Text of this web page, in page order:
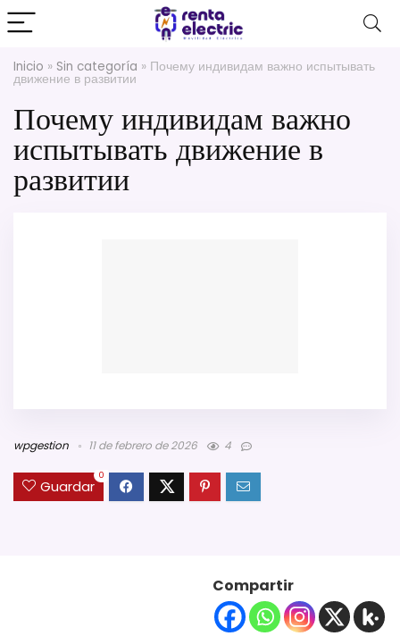
Inicio » Sin categoría » Почему индивидам важно испытывать
движение в развитии
Почему индивидам важно
испытывать движение в
развитии
wpgestion 11 de febrero de 2026 4
Guardar
0
Compartir